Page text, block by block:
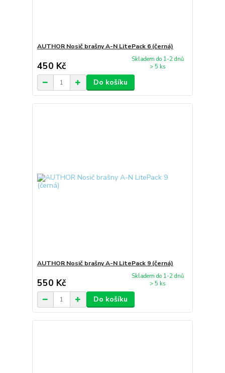
AUTHOR Nosič brašny A-N LitePack 6 (černá)
450 Kč
Skladem do 1-2 dnů
> 5 ks
Do košíku
AUTHOR Nosič brašny A-N LitePack 9 (černá)
550 Kč
Skladem do 1-2 dnů
> 5 ks
Do košíku